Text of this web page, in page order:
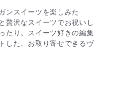
ンスイーツを楽しみた
贅沢なスイーツでお祝いし
り。スイーツ好きの編集
した、お取り寄せできるヴ